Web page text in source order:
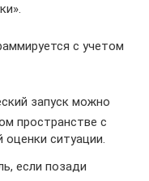
с учетом
запуск можно
пространстве с
ситуации.
если позади